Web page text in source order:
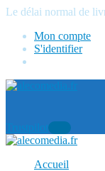
Le délai normal de
Mon compte
S'identifier
Trustpilot
Accueil